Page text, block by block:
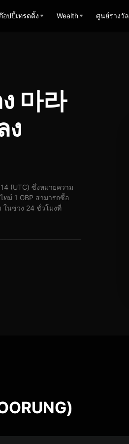
ก๊อปปี้เทรดดิ้ง Wealth ศูนย์รางวัล
마라
ง
(UTC) ซึ่งหมายความ
ม์ 1 GBP สามารถซื้อ
ในช่วง 24 ชั่วโมงที่